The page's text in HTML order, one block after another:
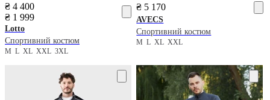
₴ 4 400
₴ 1 999
Lotto
Спортивний костюм
M L XL XXL 3XL
₴ 5 170
AVECS
Спортивний костюм
MLXLXXL